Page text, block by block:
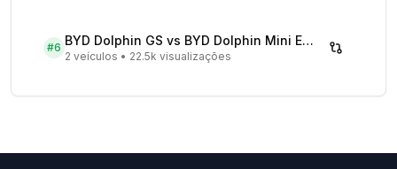
#6 BYD Dolphin GS vs BYD Dolphin Mini EV - Comparativo Completo
2 veículos • 22.5k visualizações